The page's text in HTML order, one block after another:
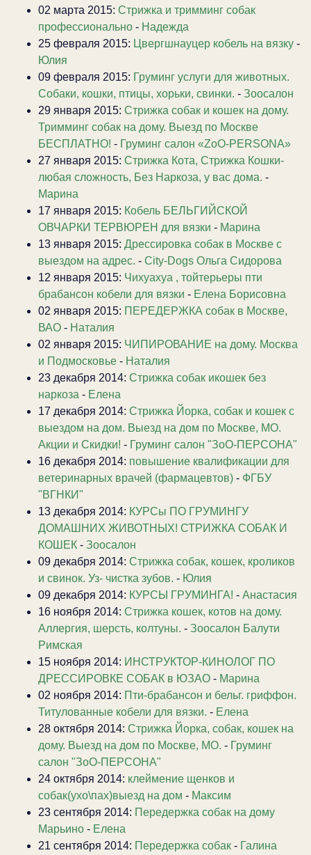
02 марта 2015: Стрижка и тримминг собак
профессионально - Надежда
25 февраля 2015: Цвергшнауцер кобель на вязку -
Юлия
09 февраля 2015: Груминг услуги для животных.
Собаки, кошки, птицы, хорьки, свинки. - Зоосалон
29 января 2015: Стрижка собак и кошек на дому.
Тримминг собак на дому. Выезд по Москве
БЕСПЛАТНО! - Груминг салон «ZoO-PERSONA»
27 января 2015: Стрижка Кота, Стрижка Кошки-
любая сложность, Без Наркоза, у вас дома. -
Марина
17 января 2015: Кобель БЕЛЬГИЙСКОЙ
ОВЧАРКИ ТЕРВЮРЕН для вязки - Марина
13 января 2015: Дрессировка собак в Москве с
выездом на адрес. - City-Dogs Ольга Сидорова
12 января 2015: Чихуахуа , тойтерьеры пти
брабансон кобели для вязки - Елена Борисовна
02 января 2015: ПЕРЕДЕРЖКА собак в Москве,
ВАО - Наталия
02 января 2015: ЧИПИРОВАНИЕ на дому. Москва
и Подмосковье - Наталия
23 декабря 2014: Стрижка собак икошек без
наркоза - Елена
17 декабря 2014: Стрижка Йорка, собак и кошек с
выездом на дом. Выезд на дом по Москве, МО.
Акции и Скидки! - Груминг салон "ЗоО-ПЕРСОНА"
16 декабря 2014: повышение квалификации для
ветеринарных врачей (фармацевтов) - ФГБУ
"ВГНКИ"
13 декабря 2014: КУРСы ПО ГРУМИНГУ
ДОМАШНИХ ЖИВОТНЫХ! СТРИЖКА СОБАК И
КОШЕК - Зоосалон
09 декабря 2014: Стрижка собак, кошек, кроликов
и свинок. Уз- чистка зубов. - Юлия
09 декабря 2014: КУРСЫ ГРУМИНГА! - Анастасия
16 ноября 2014: Стрижка кошек, котов на дому.
Аллергия, шерсть, колтуны. - Зоосалон Балути
Римская
15 ноября 2014: ИНСТРУКТОР-КИНОЛОГ ПО
ДРЕССИРОВКЕ СОБАК в ЮЗАО - Марина
02 ноября 2014: Пти-брабансон и бельг. гриффон.
Титулованные кобели для вязки. - Елена
28 октября 2014: Стрижка Йорка, собак, кошек на
дому. Выезд на дом по Москве, МО. - Груминг
салон "ЗоО-ПЕРСОНА"
24 октября 2014: клеймение щенков и
собак(ухо\пах)выезд на дом - Максим
23 сентября 2014: Передержка собак на дому
Марьино - Елена
21 сентября 2014: Передержка собак - Галина